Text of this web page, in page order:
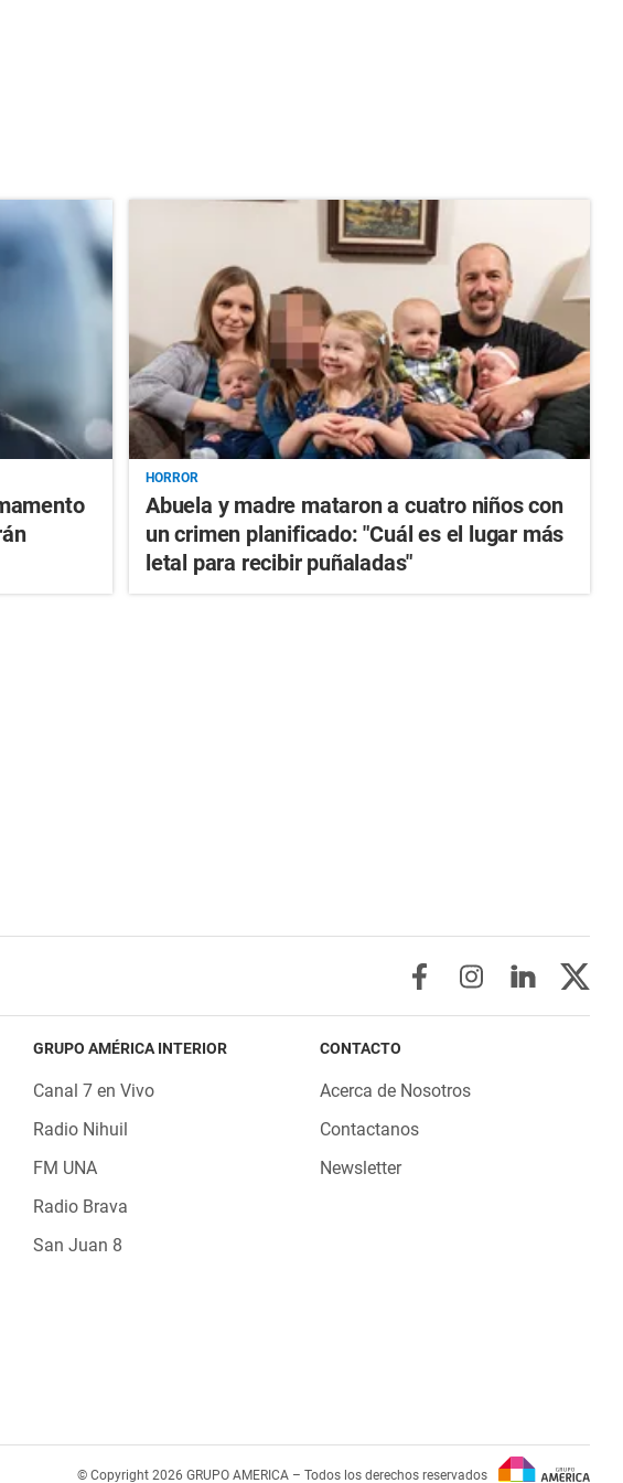
HORROR
Abuela y madre mataron a cuatro niños con
un crimen planificado: "Cuál es el lugar más
letal para recibir puñaladas"
GRUPO AMÉRICA INTERIOR
Canal 7 en Vivo
Radio Nihuil
FM UNA
Radio Brava
San Juan 8
CONTACTO
Acerca de Nosotros
Contactanos
Newsletter
© Copyright 2026 GRUPO AMERICA – Todos los derechos reservados